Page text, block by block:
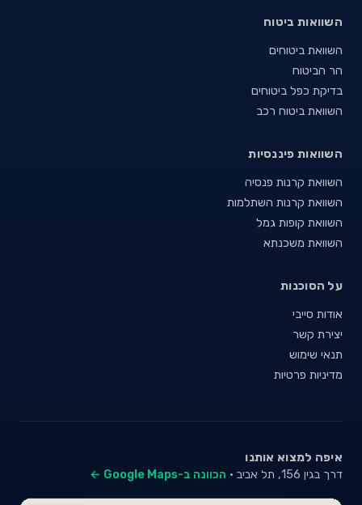
השוואות ביטוח
השוואת ביטוחים
הר הביטוח
בדיקת כפל ביטוחים
השוואת ביטוח רכב
השוואות פיננסיות
השוואת קרנות פנסיה
השוואת קרנות השתלמות
השוואת קופות גמל
השוואת משכנתא
על הסוכנות
אודות סייבי
יצירת קשר
תנאי שימוש
מדיניות פרטיות
איפה למצוא אותנו
דרך בגין 156, תל אביב · הכוונה ב-Google Maps ←